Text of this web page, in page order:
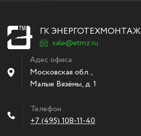
ГК ЭНЕРГОТЕХМОНТАЖ
sale@etmz.ru
Адес офиса
Московская обл.,
Малые Вязёмы,д. 1
Телефон
+7 (495) 108-11-40